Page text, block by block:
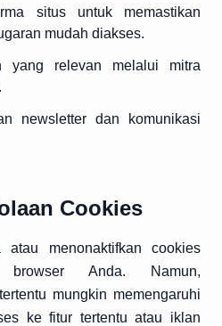
situs untuk memastikan
mudah diakses.
yang relevan melalui mitra
newsletter dan komunikasi
Cookies
menonaktifkan cookies
browser Anda. Namun,
mungkin memengaruhi
ke fitur tertentu atau iklan